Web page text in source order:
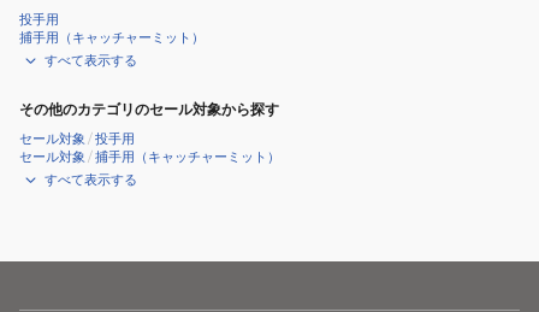
投手用
捕手用（キャッチャーミット）
すべて表示する
その他のカテゴリのセール対象から探す
セール対象 /投手用
セール対象 /捕手用（キャッチャーミット）
すべて表示する